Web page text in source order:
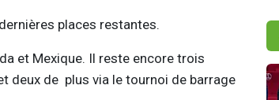
places restantes.
et Mexique. Il reste encore trois
deux de plus via le tournoi de barrage